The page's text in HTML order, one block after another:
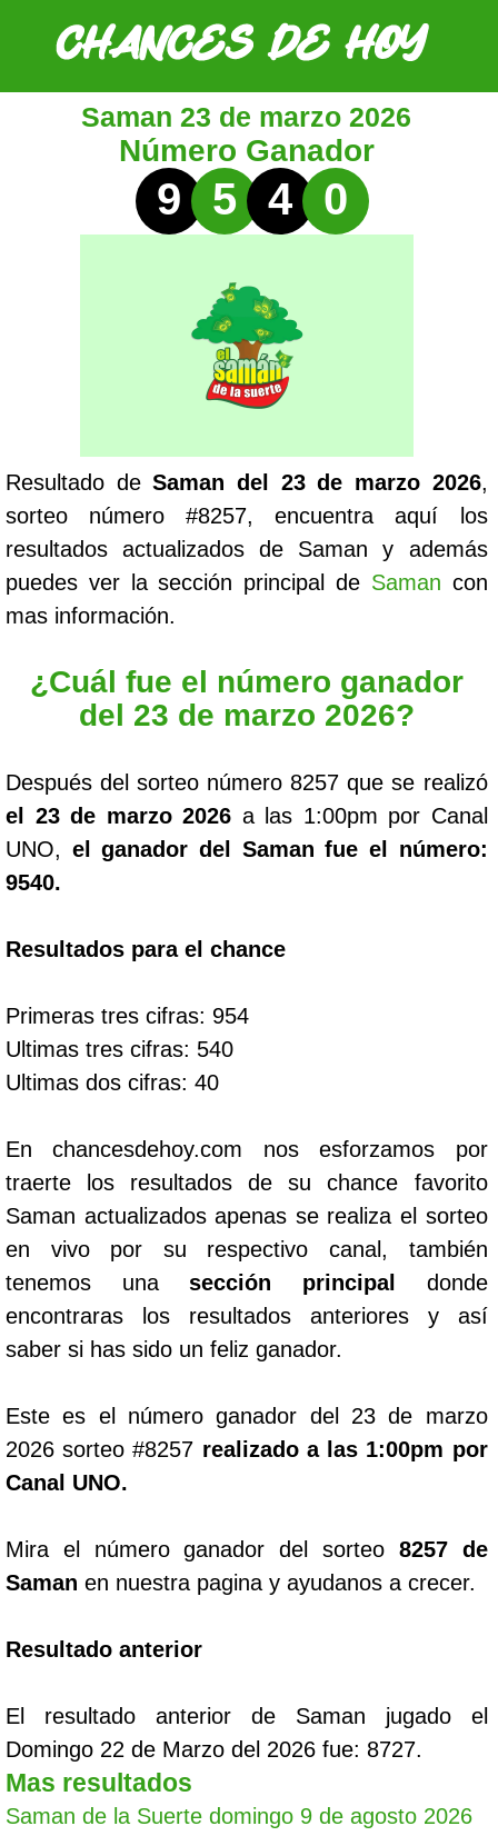
Saman 23 de marzo 2026
Número Ganador
9 5 4 0
Resultado deSaman del 23 de marzo 2026,
sorteo número #8257, encuentra aquí los
resultados actualizados de Saman y además
puedes ver la sección principal de Saman con
mas información.
¿Cuál fue el número ganador
del 23 de marzo 2026?
Después del sorteo número 8257 que se realizó
el 23 de marzo 2026 a las 1:00pm por Canal
UNO, el ganador del Saman fue el número:
9540.
Resultados para el chance
Primeras tres cifras: 954
Ultimas tres cifras: 540
Ultimas dos cifras: 40
En chancesdehoy.com nos esforzamos por
traerte los resultados de su chance favorito
Saman actualizados apenas se realiza el sorteo
en vivo por su respectivo canal, también
tenemos unasección principal
donde
encontraras los resultados anteriores y así
saber si has sido un feliz ganador.
Este es el número ganador del 23 de marzo
2026 sorteo #8257 realizado a las 1:00pm por
Canal UNO.
Mira el número ganador del sorteo 8257 de
Saman en nuestra pagina y ayudanos a crecer.
Resultado anterior
El resultado anterior de Saman jugado el
Domingo 22 de Marzo del 2026 fue: 8727.
Mas resultados
Saman de la Suerte domingo 9 de agosto 2026